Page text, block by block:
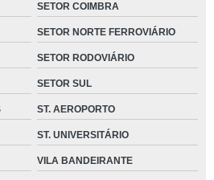
SETOR COIMBRA
SETOR NORTE FERROVIÁRIO
SETOR RODOVIÁRIO
SETOR SUL
ST. AEROPORTO
ST. UNIVERSITÁRIO
VILA BANDEIRANTE